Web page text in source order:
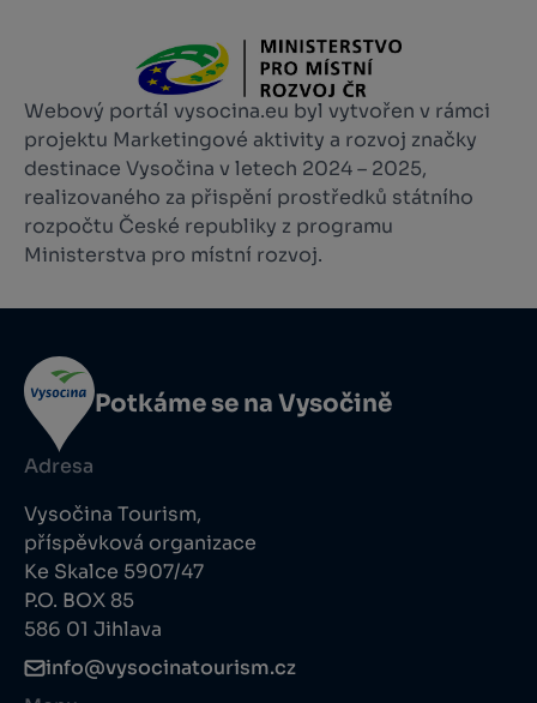
Webový portál vysocina.eu byl vytvořen v rámci
projektu Marketingové aktivity a rozvoj značky
destinace Vysočina v letech 2024 – 2025,
realizovaného za přispění prostředků státního
rozpočtu České republiky z programu
Ministerstva pro místní rozvoj.
Potkáme se na Vysočině
Adresa
Vysočina Tourism,
příspěvková organizace
Ke Skalce 5907/47
P.O. BOX 85
586 01 Jihlava
info@vysocinatourism.cz